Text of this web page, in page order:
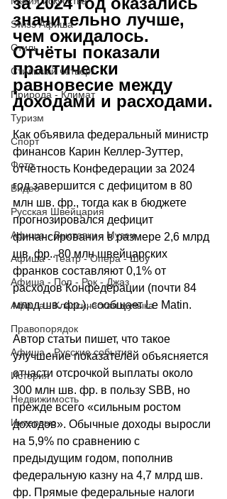
Swiss Афиша
Стиль
Стильный четверг
Природа - Климат
Туризм
Спорт
Фото
Видео
Русская Швейцария
Афиша - Выставки - Музеи
Афиша - Театр - Опера - Шоу
Афиша - Поп - Рок - Джаз
Афиша - Классическая музыка
Правопорядок
Афиша - Русские события
История
Недвижимость
Интервью
значительно лучше,
чем ожидалось.
Отчёты показали
практически
равновесие между
доходами и расходами.
Как объявила федеральный министр
финансов Карин Келлер-Зуттер,
отчётность Конфедерации за 2024
год завершится с дефицитом в 80
млн шв. фр., тогда как в бюджете
прогнозировался дефицит
финансирования в размере 2,6 млрд
шв. фр.. 80 млн швейцарских
франков составляют 0,1% от
расходов Конфедерации (почти 84
млрд шв. фр.), сообщает Le Matin.
Автор статьи пишет, что такое
улучшение показателей объясняется
отчасти отсрочкой выплаты около
300 млн шв. фр. в пользу SBB, но
прежде всего «сильным ростом
доходов». Обычные доходы выросли
на 5,9% по сравнению с
предыдущим годом, пополнив
федеральную казну на 4,7 млрд шв.
фр. Прямые федеральные налоги